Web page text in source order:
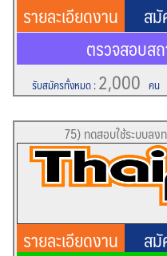
รายละเอียดงาน ส
ตรวจสอบส
รับสมัครทั้งหมด:2,000 คน
75) ทดสอบใช้ระบบลง
รายละเอียดงาน ส